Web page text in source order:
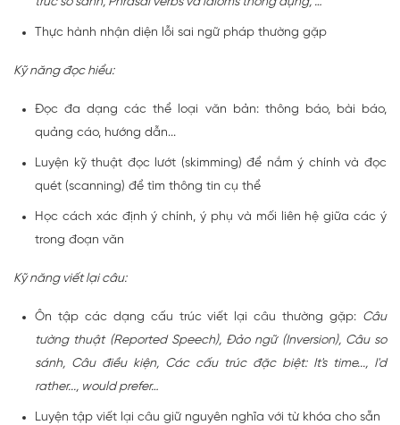
Thực hành nhận diện lỗi sai ngữ pháp thường gặp
Kỹ năng đọc hiểu:
Đọc đa dạng các thể loại văn bản: thông báo, bài báo,
quảng cáo, hướng dẫn...
Luyện kỹ thuật đọc lướt (skimming) để nắm ý chính và đọc
quét (scanning) để tìm thông tin cụ thể
Học cách xác định ý chính, ý phụ và mối liên hệ giữa các ý
trong đoạn văn
Kỹ năng viết lại câu:
Ôn tập các dạng cấu trúc viết lại câu thường gặp: Câu
tường thuật (Reported Speech), Đảo ngữ (Inversion), Câu so
sánh, Câu điều kiện, Các cấu trúc đặc biệt: It's time..., I'd
rather..., would prefer…
Luyện tập viết lại câu giữ nguyên nghĩa với từ khóa cho sẵn